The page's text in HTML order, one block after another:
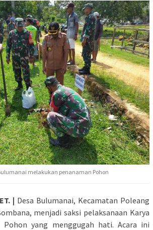
melakukan penanaman Pohon
| Desa Bulumanai, Kecamatan Poleang
menjadi saksi pelaksanaan Karya
Pohon yang menggugah hati. Acara ini